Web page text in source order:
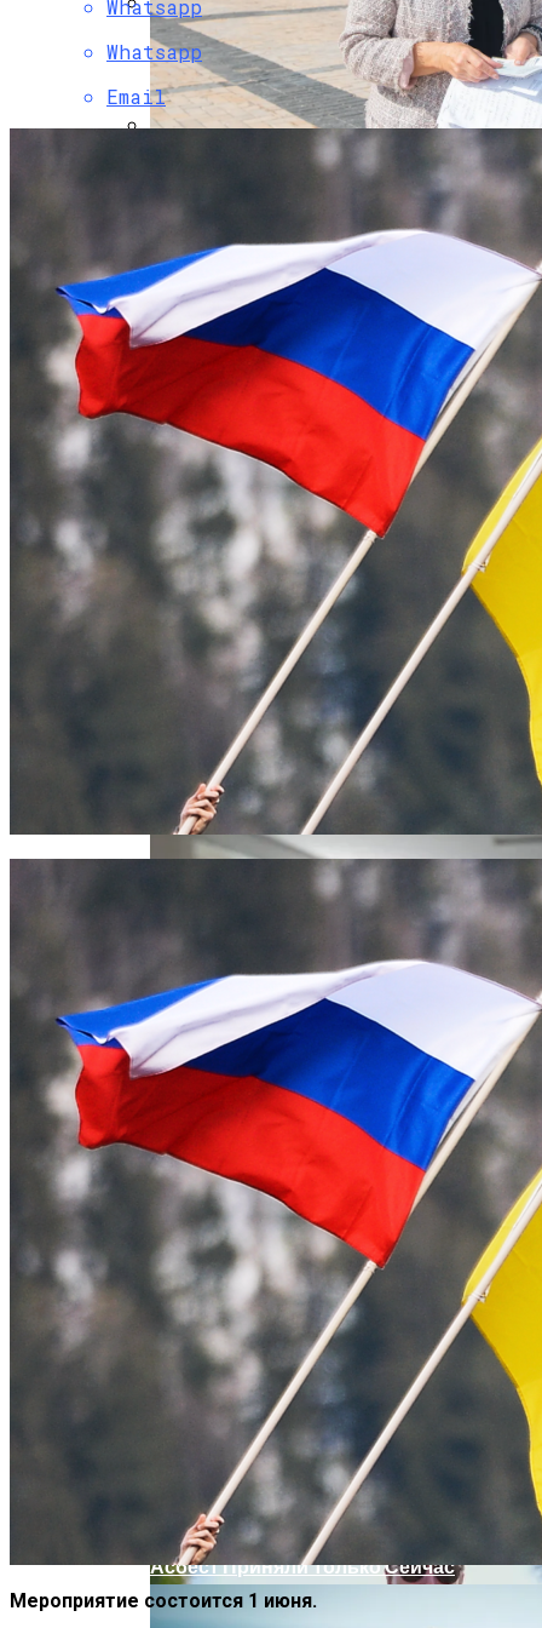
Растущая Концентрация Власти В
Руках Си Цзиньпина: Мир Не Обмануть
Военные Рельсы Спасут Британскую
На Какую Зарплату Могут
Рассчитывать Украинцы За Рубежом:
Советы Для Беженцев
Коронавирус В США Оказался
Смертоноснее «испанки» 1918 Года
Извержение Вулкана На Юге Исландии:
Чрезвычайное Положение И Эвакуация
Индия Не Будет Спрашивать
Разрешения На Запуск Моделей ИИ
Вредно, Но Выгодно: В США Запрет На
Асбест Приняли Только Сейчас
В «Борисполе» Поселилась Украинка,
Депортированная Из Казахстана
В Киеве Ограничили Движение На
Проспекте Палладина
В Днепре Произошло Массовое
Отравление
Киевлянам Рассказали О Самых
Интересных Событиях Выходных
Whatsapp
Whatsapp
Email
Мероприятие состоится 1 июня.